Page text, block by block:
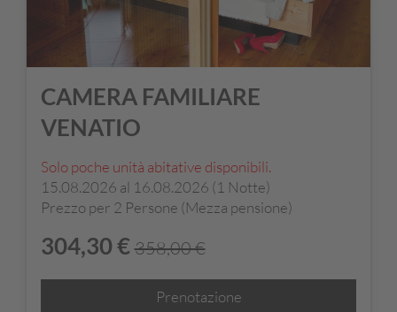
CAMERA FAMILIARE
VENATIO
Solo poche unità abitative disponibili.
15.08.2026 al 16.08.2026 (1 Notte)
Prezzo per 2 Persone (Mezza pensione)
304,30 € 358,00 €
Prenotazione